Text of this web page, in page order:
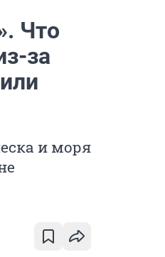
Что
за
и моря